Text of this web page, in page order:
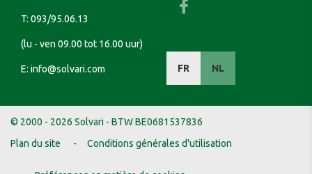
T: 093/95.06.13
(lu - ven 09.00 tot 16.00 uur)
E: info@solvari.com FR NL
© 2000 - 2026 Solvari - BTW BE0681537836
Plan du site
Conditions générales d'utilisation